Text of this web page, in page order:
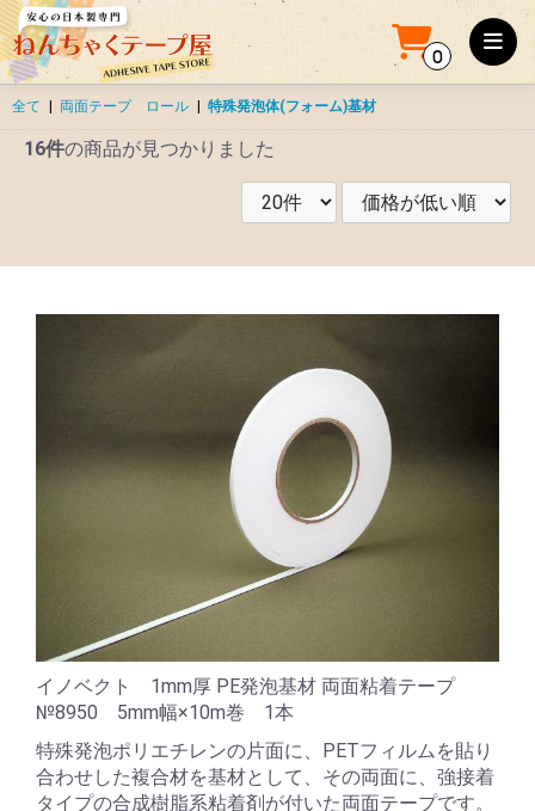
0
全て 両面テープ ロール 特殊発泡体(フォーム)基材
16件の商品が見つかりました
イノベクト 1mm厚 PE発泡基材 両面粘着テープ
№8950 5mm幅×10m巻 1本
特殊発泡ポリエチレンの片面に、PETフィルムを貼り
合わせした複合材を基材として、その両面に、強接着
タイプの合成樹脂系粘着剤が付いた両面テープです。